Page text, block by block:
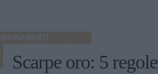
ABBINAMENTI
Scarpe oro: 5 regole